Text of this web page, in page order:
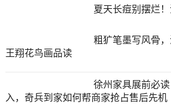
夏天长痘别摆烂
粗犷笔墨写风骨
王翔花鸟画品读
徐州家具展前必
入，奇兵到家如何帮商家抢占售后先机